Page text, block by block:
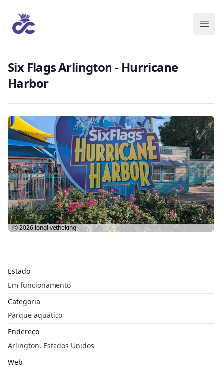
Six Flags Arlington - Hurricane
Harbor
Estado
Em funcionamento
Categoria
Parque aquático
Endereço
Arlington, Estados Unidos
Web
Ⓒ 2026 longlivetheking